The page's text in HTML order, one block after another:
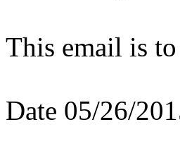
This email is
Date 05/26/